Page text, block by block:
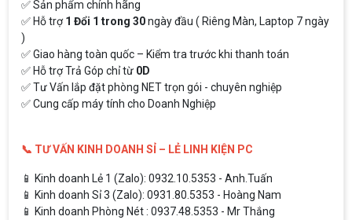
✅ Sản phẩm chính hãng
✅ Hỗ trợ1 Đổi 1 trong 30ngày đầu ( Riêng Màn, Laptop 7 ngày
)
✅ Giao hàng toàn quốc – Kiểm tra trước khi thanh toán
✅ Hỗ trợ Trả Góp chỉ từ 0D
✅ Tư Vấn lắp đặt phòng NET trọn gói - chuyên nghiệp
✅ Cung cấp máy tính cho Doanh Nghiệp
📞 TƯ VẤN KINH DOANH SỈ – LẺ LINH KIỆN PC
📱 Kinh doanh Lẻ 1 (Zalo): 0932.10.5353 - Anh.Tuấn
📱 Kinh doanh Sỉ 3 (Zalo): 0931.80.5353 - Hoàng Nam
📱 Kinh doanh Phòng Nét : 0937.48.5353 - Mr Thắng